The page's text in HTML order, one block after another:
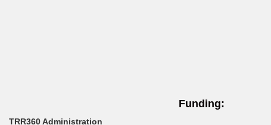
TRR360 Administration
Funding: